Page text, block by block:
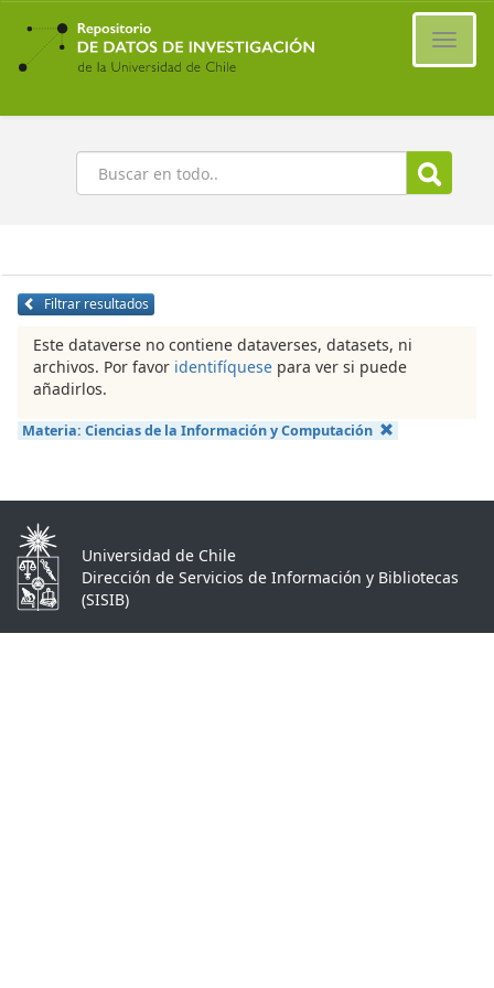
Ir
contenido
principal
Buscar
Filtrar resultados
Este dataverse no contiene dataverses, datasets, ni
archivos. Por favor identifíquese para ver si puede
añadirlos.
Materia: Ciencias de la Información y Computación
Universidad de Chile
Dirección de Servicios de Información y Bibliotecas
(SISIB)